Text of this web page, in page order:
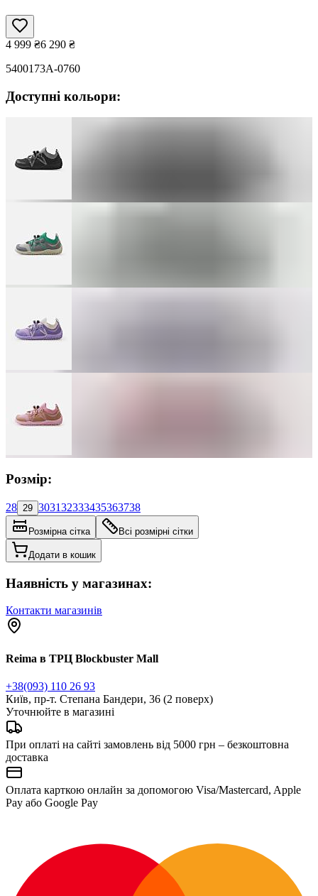
4 999 ₴6 290 ₴
5400173A-0760
Доступні кольори:
Розмір:
28 29 303132333435363738
Розмірна сітка Всі розмірні сітки
Додати в кошик
Наявність у магазинах:
Контакти магазинів
Reima в ТРЦ Blockbuster Mall
+38(093) 110 26 93
Київ, пр-т. Степана Бандери, 36 (2 поверх)
Уточнюйте в магазині
При оплаті на сайті замовлень від 5000 грн – безкоштовна
доставка
Оплата карткою онлайн за допомогою Visa/Mastercard, Apple
Pay або Google Pay